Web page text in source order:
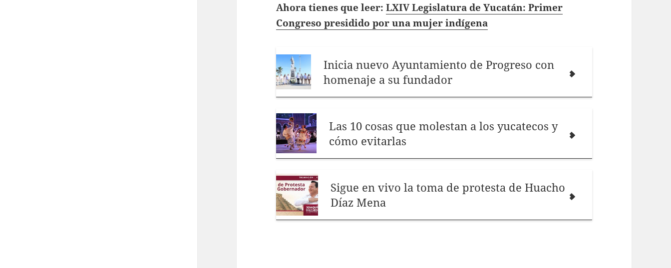
Ahora tienes que leer:LXIV Legislatura de Yucatán: Primer
Congreso presidido por una mujer indígena
Inicia nuevo Ayuntamiento de Progreso con
homenaje a su fundador
Las 10 cosas que molestan a los yucatecos y
cómo evitarlas
Sigue en vivo la toma de protesta de Huacho
Díaz Mena